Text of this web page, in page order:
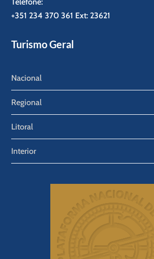
Telefone:
+351 234 370 361 Ext: 23621
Turismo Geral
Nacional
Regional
Litoral
Interior